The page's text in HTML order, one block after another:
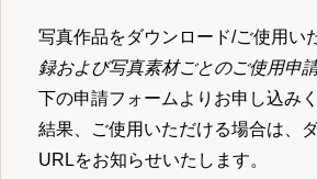
写真作品をダウンロード/ご使用い
録および写真素材ごとのご使用申
下の申請フォームよりお申し込み
結果、ご使用いただける場合は、
URLをお知らせいたします。